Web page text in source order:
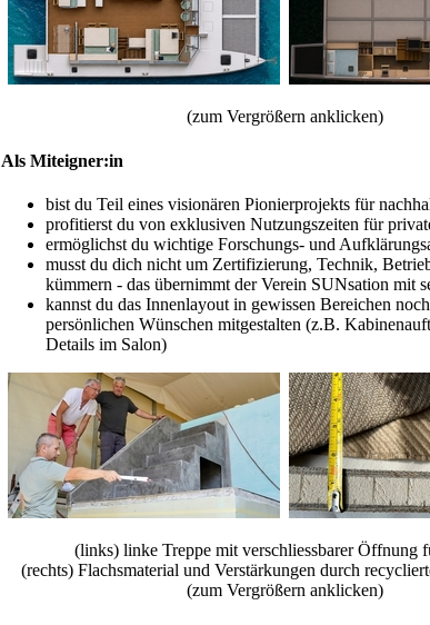
(zum Vergrößern anklicken)
Als Miteigner:in
bist du Teil eines visionären Pionierprojekts für
profitierst du von exklusiven Nutzungszeiten für
ermöglichst du wichtige Forschungs- und
musst du dich nicht um Zertifizierung, Technik,
kümmern - das übernimmt der Verein SUNsation mit
kannst du das Innenlayout in gewissen Bereichen
persönlichen Wünschen mitgestalten (z.B.
Details im Salon)
(links) linke Treppe mit verschliessbarer Öffnung
(rechts) Flachsmaterial und Verstärkungen durch
(zum Vergrößern anklicken)